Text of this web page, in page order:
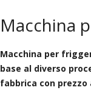
Macchina
Macchina per
base al diverso
fabbrica con prezzo